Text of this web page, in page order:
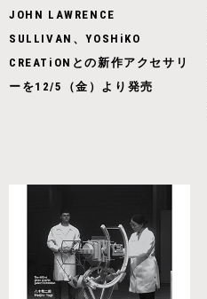
JOHN LAWRENCE
SULLIVAN、YOSHiKO
CREATiONとの新作アクセサリ
ーを12/5（金）より発売